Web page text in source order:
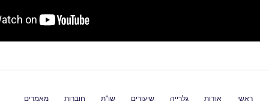
גלרייה שיעורים שו"ת חוברות מאמרים